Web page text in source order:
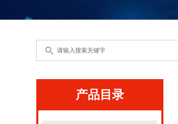
产品目录